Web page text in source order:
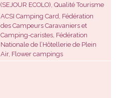
(SEJOUR ECOLO), Qualité Tourisme
ACSI Camping Card, Fédération
des Campeurs Caravaniers et
Camping-caristes, Fédération
Nationale de l’Hôtellerie de Plein
Air, Flower campings